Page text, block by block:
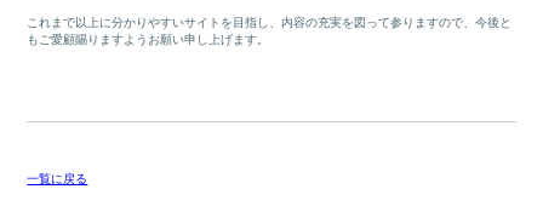
これまで以上に分かりやすいサイトを目指し、内容の充実を図って参りますので、今後と
もご愛顧賜りますようお願い申し上げます。
一覧に戻る